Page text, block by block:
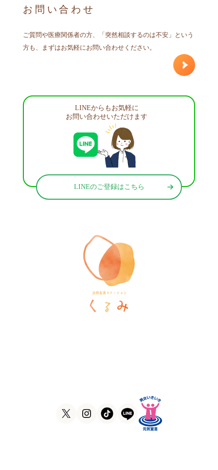
お問い合わせ
ご質問や医療関係者の方、「突然相談するのは不安」という
方も、まずはお気軽にお問い合わせください。
LINEからもお気軽に
お問い合わせいただけます
LINEのご登録はこちら